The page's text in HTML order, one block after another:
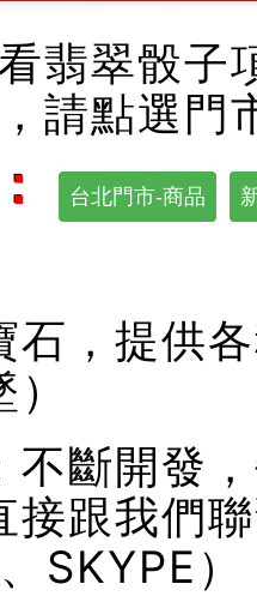
翡翠骰子
請點選門
台北門市-商品
石，提供
不斷開發
接跟我們
SKYPE）